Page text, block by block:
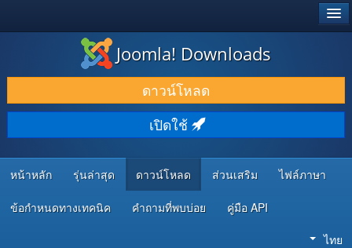
ดาวน์โหลด & ส่วนเสริม
ค้นคว้า & เรียนรู้
ชุมชน & สนับสนุน
ทรัพยากรสำหรับนักพัฒนา
Joomla! Downloads
ดาวน์โหลด
เปิดใช้
หน้าหลัก รุ่นล่าสุด ดาวน์โหลด ส่วนเสริม ไฟล์ภาษา
ข้อกำหนดทางเทคนิค คำถามที่พบบ่อย คู่มือ API
ไทย